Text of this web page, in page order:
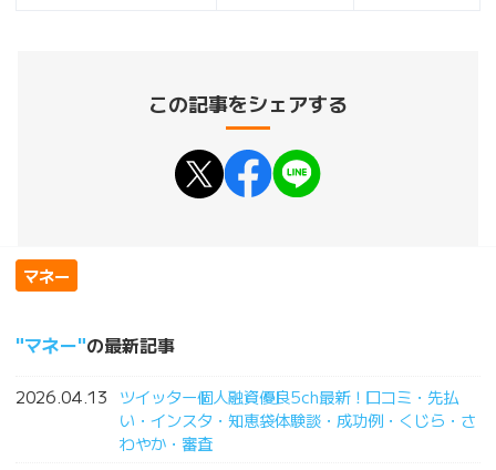
この記事をシェアする
マネー
マネー の最新記事
2026.04.13
ツイッター個人融資優良5ch最新！口コミ・先払
い・インスタ・知恵袋体験談・成功例・くじら・さ
わやか・審査